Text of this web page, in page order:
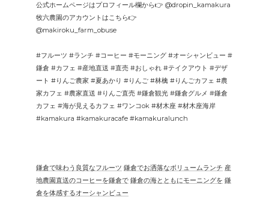
公式ホームページはプロフィール欄から👉 @dropin_kamakura
牧六農園のアカウントはこちら👉
@makiroku_farm_obuse
#フルーツ #ランチ #コーヒー #モーニング #オーシャンビュー #
鎌倉 #カフェ #産地直送 #直売 #おしゃれ #テイクアウト #デザ
ート #りんご農家 #夏あかり #りんご #林檎 #りんごカフェ #農
家カフェ #農家直送 #りんご直売 #鎌倉観光 #鎌倉グルメ #鎌倉
カフェ #海が見えるカフェ #ワンコok #材木座 #材木座海岸
#kamakura #kamakuracafe #kamakuralunch
鎌倉で味わう良質なフルーツ 鎌倉でお洒落なボリュームランチ 産
地農園直送のコーヒーを鎌倉で 鎌倉の海とともにモーニングを 鎌
倉を体感するオーシャンビュー